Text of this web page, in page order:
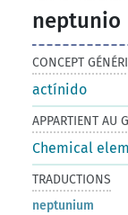
neptunio
CONCEPT
actínido
APPARTIENT AU
Chemical
TRADUCTIONS
neptunium